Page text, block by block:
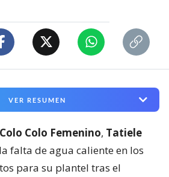
VER RESUMEN
Colo Colo Femenino, Tatiele
falta de agua caliente en los
para su plantel tras el